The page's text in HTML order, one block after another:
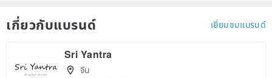
เกี่ยวกับแบรนด์ เยี่ยมชมแบรนด์
Sri Yantra
จีน